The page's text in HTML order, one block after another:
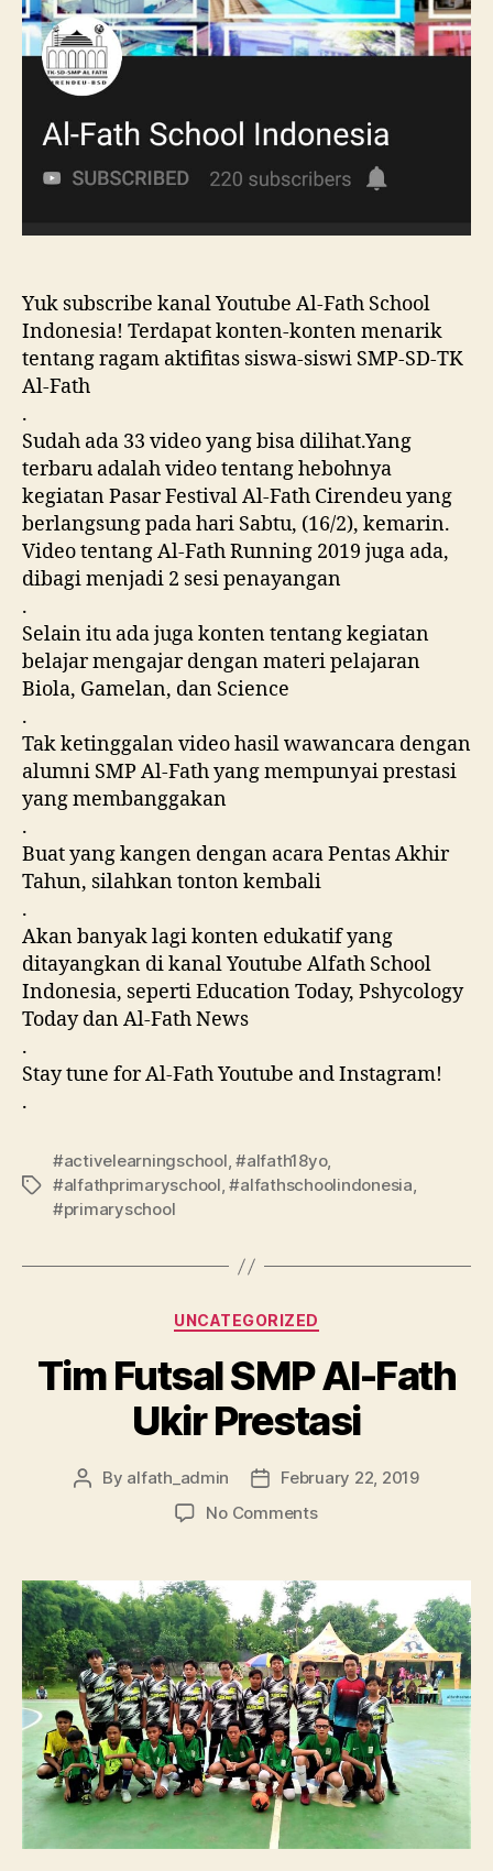
Yuk subscribe kanal Youtube Al-Fath School
Indonesia! Terdapat konten-konten menarik
tentang ragam aktifitas siswa-siswi SMP-SD-TK
Al-Fath
.
Sudah ada 33 video yang bisa dilihat.Yang
terbaru adalah video tentang hebohnya
kegiatan Pasar Festival Al-Fath Cirendeu yang
berlangsung pada hari Sabtu, (16/2), kemarin.
Video tentang Al-Fath Running 2019 juga ada,
dibagi menjadi 2 sesi penayangan
.
Selain itu ada juga konten tentang kegiatan
belajar mengajar dengan materi pelajaran
Biola, Gamelan, dan Science
.
Tak ketinggalan video hasil wawancara dengan
alumni SMP Al-Fath yang mempunyai prestasi
yang membanggakan
.
Buat yang kangen dengan acara Pentas Akhir
Tahun, silahkan tonton kembali
.
Akan banyak lagi konten edukatif yang
ditayangkan di kanal Youtube Alfath School
Indonesia, seperti Education Today, Pshycology
Today dan Al-Fath News
.
Stay tune for Al-Fath Youtube and Instagram!
.
#activelearningschool,#alfath18yo,
#alfathprimaryschool,#alfathschoolindonesia,
#primaryschool
UNCATEGORIZED
Tim Futsal SMP Al-Fath
Ukir Prestasi
By alfath_admin
February 22, 2019
No Comments